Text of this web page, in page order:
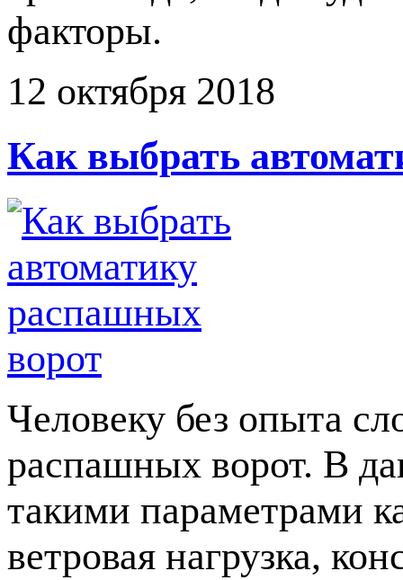
факторы.
12 октября 2018
Как выбрать
Человеку без опыта
распашных ворот. В
такими параметрами
ветровая нагрузка,